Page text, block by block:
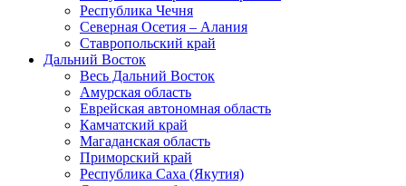
Республика Чечня
Северная Осетия – Алания
Ставропольский край
Дальний Восток
Весь Дальний Восток
Амурская область
Еврейская автономная область
Камчатский край
Магаданская область
Приморский край
Республика Саха (Якутия)